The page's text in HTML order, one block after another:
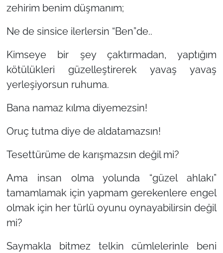
zehirim benim düşmanım;
Ne de sinsice ilerlersin “Ben”de..
Kimseye bir şey çaktırmadan, yaptığım
kötülükleri güzelleştirerek yavaş yavaş
yerleşiyorsun ruhuma.
Bana namaz kılma diyemezsin!
Oruç tutma diye de aldatamazsın!
Tesettürüme de karışmazsın değil mi?
Ama insan olma yolunda “güzel ahlakı”
tamamlamak için yapmam gerekenlere engel
olmak için her türlü oyunu oynayabilirsin değil
mi?
Saymakla bitmez telkin cümlelerinle beni